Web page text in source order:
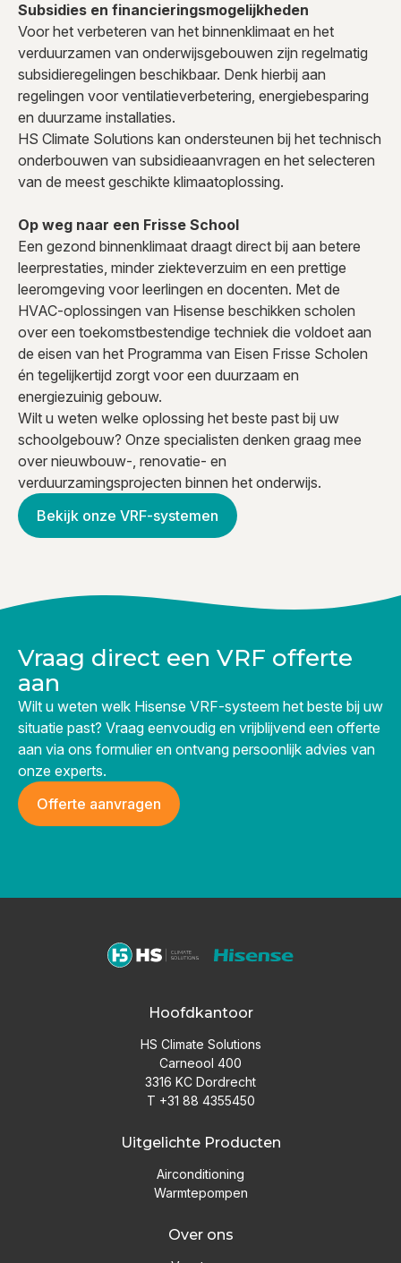
Subsidies en financieringsmogelijkheden
Voor het verbeteren van het binnenklimaat en het
verduurzamen van onderwijsgebouwen zijn regelmatig
subsidieregelingen beschikbaar. Denk hierbij aan
regelingen voor ventilatieverbetering, energiebesparing
en duurzame installaties.
HS Climate Solutions kan ondersteunen bij het technisch
onderbouwen van subsidieaanvragen en het selecteren
van de meest geschikte klimaatoplossing.
Op weg naar een Frisse School
Een gezond binnenklimaat draagt direct bij aan betere
leerprestaties, minder ziekteverzuim en een prettige
leeromgeving voor leerlingen en docenten. Met de
HVAC-oplossingen van Hisense beschikken scholen
over een toekomstbestendige techniek die voldoet aan
de eisen van het Programma van Eisen Frisse Scholen
én tegelijkertijd zorgt voor een duurzaam en
energiezuinig gebouw.
Wilt u weten welke oplossing het beste past bij uw
schoolgebouw? Onze specialisten denken graag mee
over nieuwbouw-, renovatie- en
verduurzamingsprojecten binnen het onderwijs.
Bekijk onze VRF-systemen
Vraag direct een VRF offerte
aan
Wilt u weten welk Hisense VRF-systeem het beste bij uw
situatie past? Vraag eenvoudig en vrijblijvend een offerte
aan via ons formulier en ontvang persoonlijk advies van
onze experts.
Offerte aanvragen
Hoofdkantoor
HS Climate Solutions
Carneool 400
3316 KC Dordrecht
T +31 88 4355450
Uitgelichte Producten
Airconditioning
Warmtepompen
Over ons